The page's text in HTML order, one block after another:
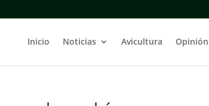
Inicio Noticias Avicultura Opinión